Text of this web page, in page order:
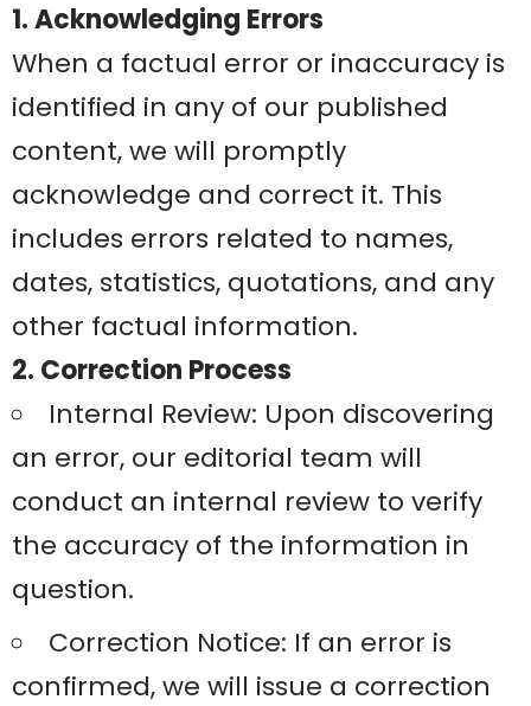
1. Acknowledging Errors
When a factual error or inaccuracy is
identified in any of our published
content, we will promptly
acknowledge and correct it. This
includes errors related to names,
dates, statistics, quotations, and any
other factual information.
2. Correction Process
Internal Review: Upon discovering
an error, our editorial team will
conduct an internal review to verify
the accuracy of the information in
question.
Correction Notice: If an error is
confirmed, we will issue a correction